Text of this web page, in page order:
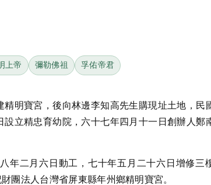
上帝 彌勒佛祖 孚佑帝君
明寶宮，後向林邊李知高先生購現址土地，民
立精忠育幼院，六十七年四月十一日創辦人鄭
年二月六日動工，七十年五月二十六日增修三
團法人台灣省屏東縣年州鄉精明寶宮。